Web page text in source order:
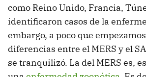
como Reino Unido, Francia,
identificaron casos de la
embargo, a poco que
diferencias entre el MERS y el
se tranquilizó. La del MERS es,